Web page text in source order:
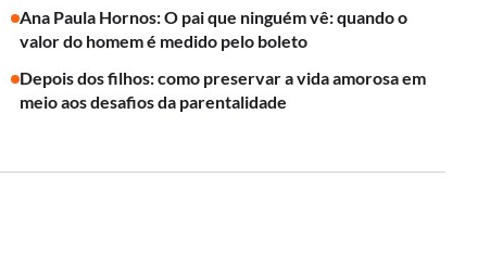
Ana Paula Hornos: O pai que ninguém vê: quando o
valor do homem é medido pelo boleto
Depois dos filhos: como preservar a vida amorosa em
meio aos desafios da parentalidade